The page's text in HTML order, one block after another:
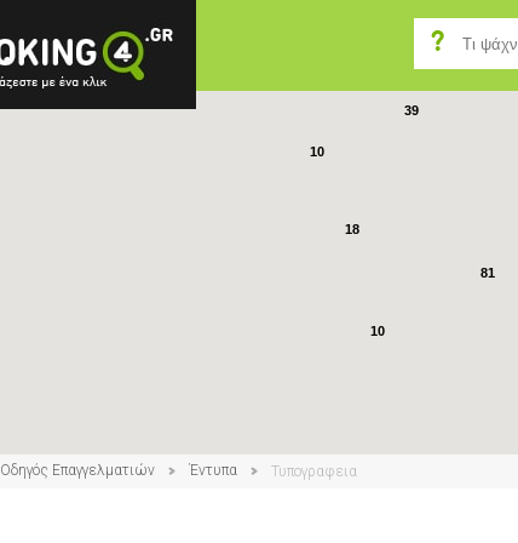
81
39
18
10
10
Οδηγός Επαγγελματιών Έντυπα Τυπογραφεια